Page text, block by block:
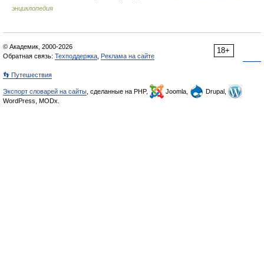
энциклопедия
18+
© Академик, 2000-2026
Обратная связь: Техподдержка Реклама на сайте
👣 Путешествия
Экспорт словарей на сайты , сделанные на PHP, Joomla,
Drupal,
WordPress, MODx.